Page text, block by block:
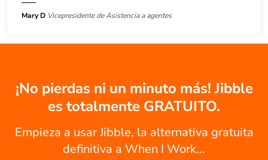
Mary D Vicepresidente de Asistencia a agentes
¡No pierdas ni un minuto más! Jibble
es totalmente GRATUITO.
Empieza a usar Jibble, la alternativa gratuita
definitiva a When I Work...